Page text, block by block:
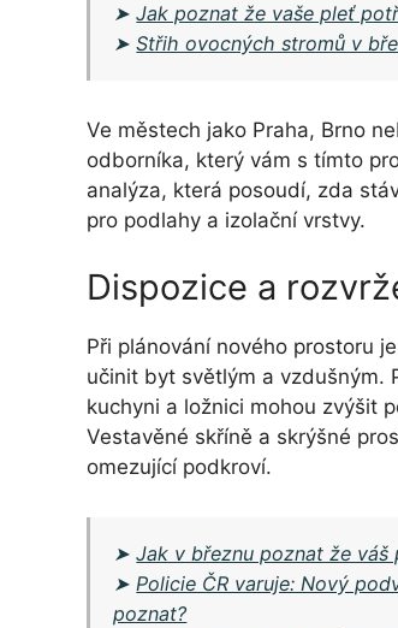
➤Jak poznat že vaše pleť
➤Střih ovocných stromů v
Ve městech jako Praha, Brno
odborníka, který vám s tímto
analýza, která posoudí, zda
pro podlahy a izolační vrstvy.
Dispozice a
Při plánování nového prostoru
učinit byt světlým a vzdušným.
kuchyni a ložnici mohou zvýšit
Vestavěné skříně a skrýšné
omezující podkroví.
➤Jak v březnu poznat že
➤ Policie ČR varuje: Nový
poznat?